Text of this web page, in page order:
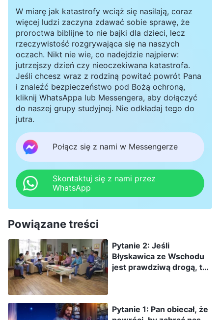
Jezusa: „ Jeśli wtedy ktoś wam powie: Oto tu jest
Chrystus, albo: Jest tam – nie wierzcie. Powstaną
bowiem fałszywi Chrystusowie i fałszywi prorocy i
będą czynić wielkie znaki i cuda, żeby zwieść, o ile
można, nawet wybranych ”(Mt 24:23-24). W związku
z tym uważamy, że każdy, o kim się mówi, że jest
Panem, który nadszedł, bezwzględnie jest fałszywym
Chrystusem, więc nie ma potrzeby szukać takiej
osoby ani dowiadywać się o niej więcej. Czy to
niesłuszne przekonanie?
W miarę jak katastrofy wciąż się nasilają, coraz
więcej ludzi zaczyna zdawać sobie sprawę, że
proroctwa biblijne to nie bajki dla dzieci, lecz
rzeczywistość rozgrywająca się na naszych
oczach. Nikt nie wie, co nadejdzie najpierw:
jutrzejszy dzień czy nieoczekiwana katastrofa.
Jeśli chcesz wraz z rodziną powitać powrót Pana
i znaleźć bezpieczeństwo pod Bożą ochroną,
kliknij WhatsAppa lub Messengera, aby dołączyć
do naszej grupy studyjnej. Nie odkładaj tego do
jutra.
Połącz się z nami w Messengerze
Skontaktuj się z nami przez
WhatsApp
Powiązane treści
Pytanie 2: Jeśli
Błyskawica ze Wschodu
jest prawdziwą drogą, to
Jezusa, ponieważ On
Pytanie 1: Pan obiecał, że